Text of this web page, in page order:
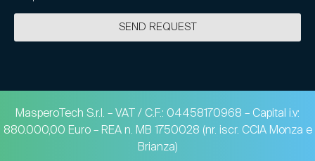
SEND REQUEST
MasperoTech S.r.l. – VAT / C.F.: 04458170968 – Capital i.v:
880.000,00 Euro – REA n. MB 1750028 (nr. iscr. CCIA Monza e
Brianza)